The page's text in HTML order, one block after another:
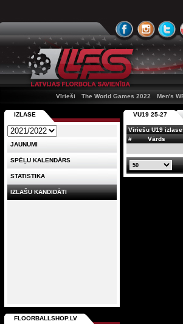
Vīrieši
The World Games 2022 Men's
VU19 25-27
Vīriešu U19
#
Vārds
IZLASE
JAUNUMI
SPĒĻU KALENDĀRS
STATISTIKA
IZLAŠU KANDIDĀTI
FLOORBALLSHOP.LV